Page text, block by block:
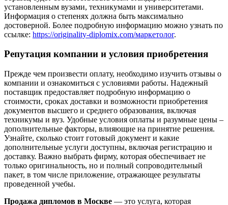
установленным вузами, техникумами и университетами.
Информация о степенях должна быть максимально
достоверной. Более подробную информацию можно узнать по
ссылке: https://originality-diplomix.com/маркетолог.
Репутация компании и условия приобретения
Прежде чем произвести оплату, необходимо изучить отзывы о
компании и ознакомиться с условиями работы. Надежный
поставщик предоставляет подробную информацию о
стоимости, сроках доставки и возможности приобретения
документов высшего и среднего образования, включая
техникумы и вуз. Удобные условия оплаты и разумные цены –
дополнительные факторы, влияющие на принятие решения.
Узнайте, сколько стоит готовый документ и какие
дополнительные услуги доступны, включая регистрацию и
доставку. Важно выбрать фирму, которая обеспечивает не
только оригинальность, но и полный сопроводительный
пакет, в том числе приложение, отражающее результаты
проведенной учебы.
Продажа дипломов в Москве — это услуга, которая